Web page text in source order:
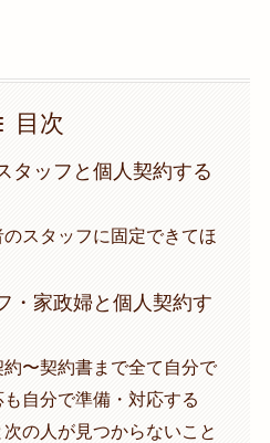
目次
タッフと個人契約する
スタッフに固定できてほ
・家政婦と個人契約す
〜契約書まで全て自分で
も自分で準備・対応する
の人が見つからないこと